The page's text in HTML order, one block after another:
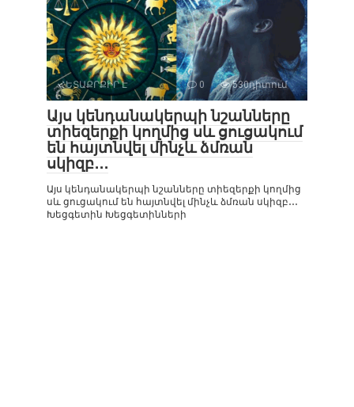
ՀԵՏԱՔՐՔԻՐ Է 0 530դիտում
Այս կենդանակերպի նշանները
տիեզերքի կողմից սև ցուցակում
են հայտնվել մինչև ձմռան
սկիզբ․․․
Այս կենդանակերպի նշանները տիեզերքի կողմից
սև ցուցակում են հայտնվել մինչև ձմռան սկիզբ․․․
Խեցգետին Խեցգետինների